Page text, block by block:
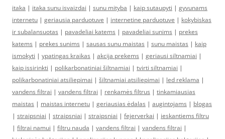
itaka | itaka sunu isvaizdai | sunu mityba | kaip sutaupyti | gyvunams
internetu | geriausia parduotuve | internetine parduotuve | kokybiskas
ir subalansuotas | pavadeliai katems | pavadeliai sunims | prekes
katems | prekes sunims | sausas sunu maistas | sunu maistas | kaip
ismokyti | ypatingas kraikas | akcija prekems | geriausi siltnamiai |
kaip issirinkti | polikarbonatiniai šiltnamiai | tvirti siltnamiai |
polikarbonatiniai atsiliepimai | šiltnamiai atsiliepimai | led reklama |
vandens filtrai | vandens filtrai | renkamės filtrus | tinkamiausias
maistas | maistas internetu | geriausias ėdalas | augintojams | blogas
| straipsniai | straipsniai | straipsniai | fejerverkai | ieskantiems filtru
| filtrai namui | filtru nauda | vandens filtrai | vandens filtrai |